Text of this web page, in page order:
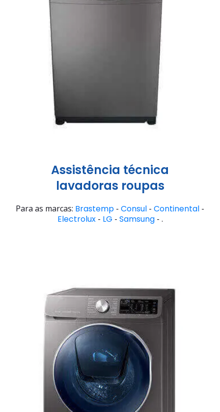
Assistência técnica
lavadoras roupas
Para as marcas: Brastemp - Consul - Continental -
Electrolux- LG - Samsung- .